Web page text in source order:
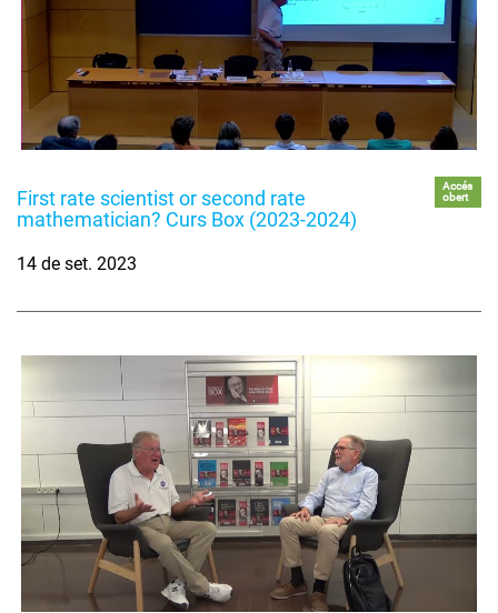
First rate scientist or second rate
mathematician? Curs Box (2023-2024)
Accés
obert
14 de set. 2023